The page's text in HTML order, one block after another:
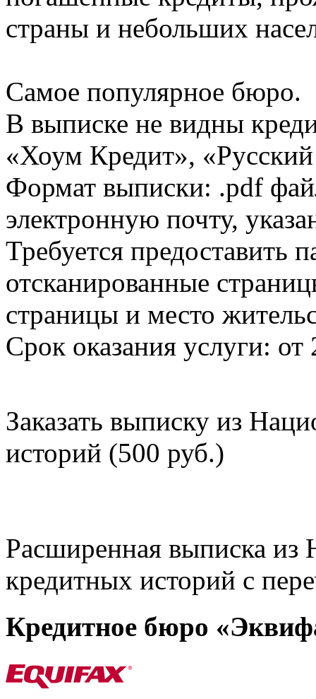
страны и небольших
Самое популярное бюро.
В выписке не видны
«Хоум Кредит»,
Формат выписки: .pdf
электронную почту,
Требуется предоставить
отсканированные
страницы и место
Срок оказания услуги: от
Заказать выписку из
историй (500 руб.)
Расширенная выписка из
кредитных историй с
Кредитное бюро